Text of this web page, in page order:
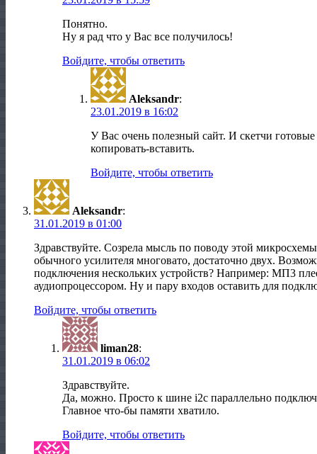
Понятно.
Ну я рад что у Вас все получилось!
Войдите, чтобы ответить
Aleksandr:
23.01.2019 в 16:02
У Вас очень полезный сайт. И скетчи
копировать-вставить.
Войдите, чтобы ответить
Aleksandr:
31.01.2019 в 01:00
Здравствуйте. Созрела мысль по поводу этой
обычного усилителя многовато, достаточно двух.
подключения нескольких устройств? Например: МП3
аудиопроцессором. Ну и пару входов оставить для
Войдите, чтобы ответить
liman28:
31.01.2019 в 06:02
Здравствуйте.
Да, можно. Просто к шине i2c параллельно
Главное что-бы памяти хватило.
Войдите, чтобы ответить